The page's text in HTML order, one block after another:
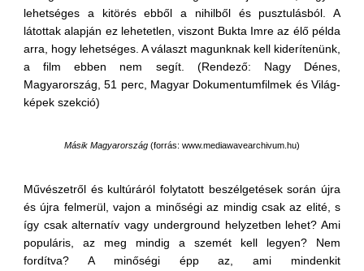
lehetséges a kitörés ebből a nihilből és pusztulásból. A
látottak alapján ez lehetetlen, viszont Bukta Imre az élő példa
arra, hogy lehetséges. A választ magunknak kell kiderítenünk,
a film ebben nem segít. (Rendező: Nagy Dénes,
Magyarország, 51 perc, Magyar Dokumentumfilmek és Világ-
képek szekció)
Másik Magyarország (forrás: www.mediawavearchivum.hu)
Művészetről és kultúráról folytatott beszélgetések során újra
és újra felmerül, vajon a minőségi az mindig csak az elité, s
így csak alternatív vagy underground helyzetben lehet? Ami
populáris, az meg mindig a szemét kell legyen? Nem
fordítva? A minőségi épp az, ami mindenkit